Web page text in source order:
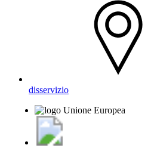
disservizio